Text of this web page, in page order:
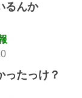
るんか
ったっけ？